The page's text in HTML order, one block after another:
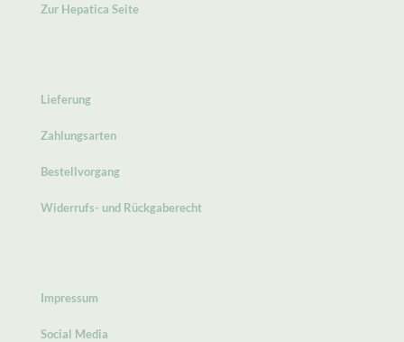
Zur Hepatica Seite
Lieferung
Zahlungsarten
Bestellvorgang
Widerrufs- und Rückgaberecht
Impressum
Social Media